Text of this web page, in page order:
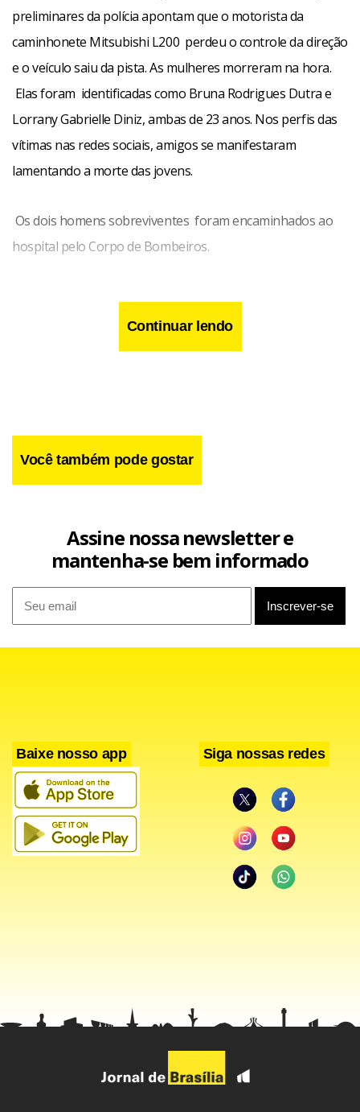
preliminares da polícia apontam que o motorista da
caminhonete Mitsubishi L200 perdeu o controle da direção
e o veículo saiu da pista. As mulheres morreram na hora.
Elas foram identificadas como Bruna Rodrigues Dutra e
Lorrany Gabrielle Diniz, ambas de 23 anos. Nos perfis das
vítimas nas redes sociais, amigos se manifestaram
lamentando a morte das jovens.
Os dois homens sobreviventes foram encaminhados ao
hospital pelo Corpo de Bombeiros.
Eixo
Na capital federal, outra capotagem, desta vez no Eixo L
Facebook
WhatsApp
LinkedIn
Twitter
X Telegram
Share
Continuar lendo
Você também pode gostar
Assine nossa newsletter e
mantenha-se bem informado
Baixe nosso app Siga nossas redes